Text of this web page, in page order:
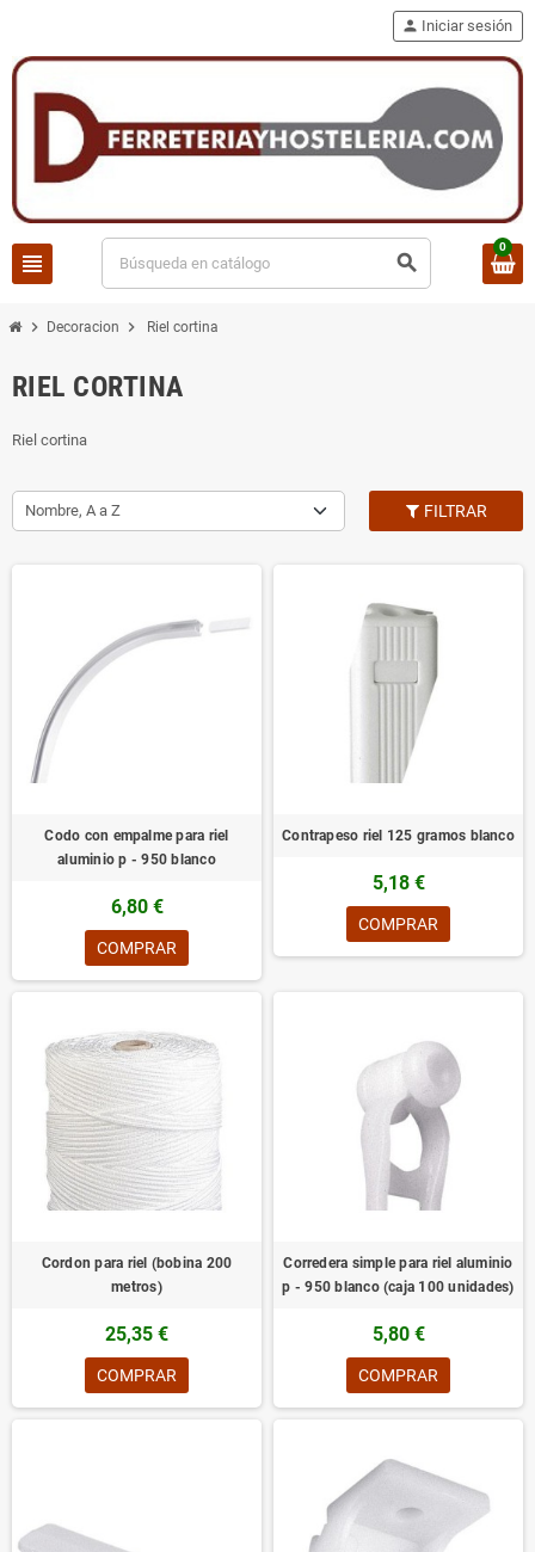
view_headline search
person Iniciar sesión
0
chevron_right Decoracion chevron_right Riel cortina
RIEL CORTINA
Riel cortina
Nombre, A a Z FILTRAR
Codo con empalme para riel
aluminio p - 950 blanco
6,80 €
COMPRAR
Contrapeso riel 125 gramos blanco
5,18 €
COMPRAR
Cordon para riel (bobina 200
metros)
25,35 €
COMPRAR
Corredera simple para riel aluminio
p - 950 blanco (caja 100 unidades)
5,80 €
COMPRAR